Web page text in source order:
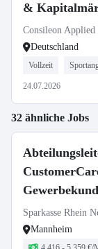
&
Consileon Applied
Deutschland
Vollzeit
24.07.2026
32 ähnliche Jobs
Sparkasse Rhein
Mannheim